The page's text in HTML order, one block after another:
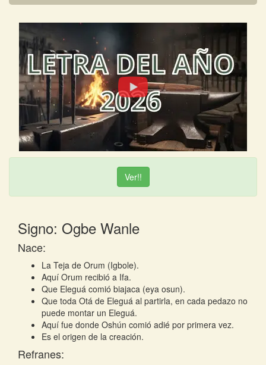
Ver!!
Signo: Ogbe Wanle
Nace:
La Teja de Orum (Igbole).
Aquí Orum recibió a Ifa.
Que Eleguá comió biajaca (eya osun).
Que toda Otá de Eleguá al partirla, en cada pedazo no
puede montar un Eleguá.
Aquí fue donde Oshún comió adié por primera vez.
Es el origen de la creación.
Refranes: